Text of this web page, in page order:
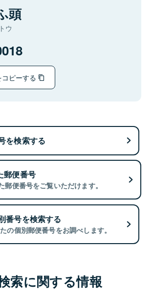
頭
ウ
ピーする
を検索する
郵便番号
郵便番号をご覧いただけます。
番号を検索する
の個別郵便番号をお調べします。
索に関する情報